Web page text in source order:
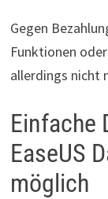
Gegen
Funktionen
allerdings nicht
Einfache
EaseUS
möglich